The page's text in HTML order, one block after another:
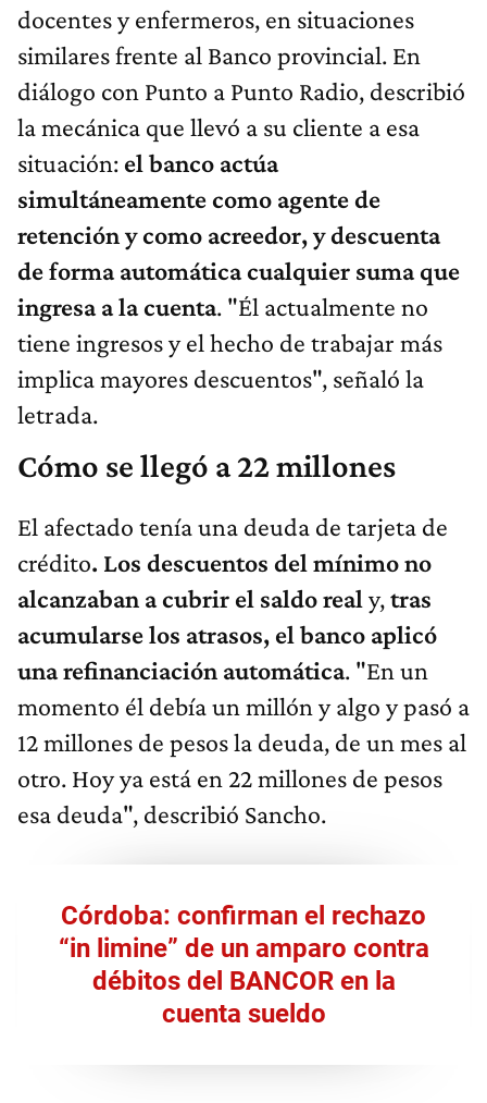
docentes y enfermeros, en situaciones
similares frente al Banco provincial. En
diálogo con Punto a Punto Radio, describió
la mecánica que llevó a su cliente a esa
situación: el banco actúa
simultáneamente como agente de
retención y como acreedor, y descuenta
de forma automática cualquier suma que
ingresa a la cuenta. "Él actualmente no
tiene ingresos y el hecho de trabajar más
implica mayores descuentos", señaló la
letrada.
Cómo se llegó a 22 millones
El afectado tenía una deuda de tarjeta de
crédito. Los descuentos del mínimo no
alcanzaban a cubrir el saldo real y,tras
acumularse los atrasos, el banco aplicó
una refinanciación automática. "En un
momento él debía un millón y algo y pasó a
12 millones de pesos la deuda, de un mes al
otro. Hoy ya está en 22 millones de pesos
esa deuda", describió Sancho.
Córdoba: confirman el rechazo
“in limine” de un amparo contra
débitos del BANCOR en la
cuenta sueldo